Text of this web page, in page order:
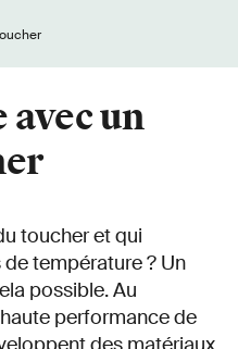
avec un
toucher et qui
température ? Un
possible. Au
performance de